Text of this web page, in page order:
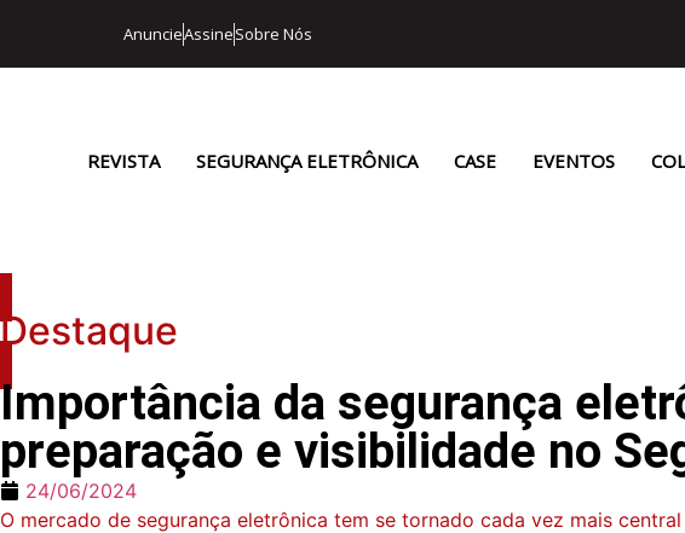
AnuncieAssineSobre Nós
REVISTA SEGURANÇA ELETRÔNICA CASE EVENTOS
Destaque
Importância da segurança
preparação e visibilidade no
24/06/2024
O mercado de segurança eletrônica tem se tornado cada vez mais